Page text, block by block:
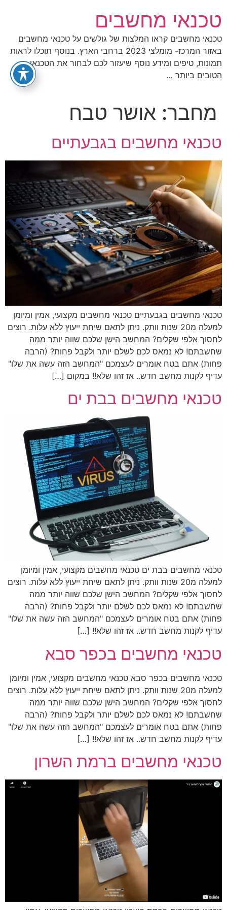
לתוכן
טכנאי מחשבים
טכנאי מחשבים קראו המלצות של גולשים על טכנאי מחשבים
באזור המרכז- מומלצי 2023 ברחבי הארץ. בנוסף תוכלו לראות
תמונות, טיפים ומידע נוסף שיעזור לכם לבחור את הטכנאי
הטובים ביותר …
מחבר: אושר טבח
טכנאי מחשבים בגבעתיים
טכנאי מחשבים בגבעתיים טכנאי מחשבים מקצועי, אמין ומיומן
למעלה מ20 שנות וותק. ניתן לתאם שיחת ייעוץ ללא עלות. רוצים
לחסוך אלפי שקלים? המחשב הישן שלכם שווה יותר ממה
שחשבתם! לא נמאס לכם לשלם יותר ולקבל פחות? (הרבה
פחות) אתם בטח אומרים לעצמכם "המחשב הזה עשה את שלו"
עדיף לקנות מחשב חדש.. אז זהו שלא!! במקום […]
טכנאי מחשבים בבת ים
טכנאי מחשבים בבת ים טכנאי מחשבים מקצועי, אמין ומיומן
למעלה מ20 שנות וותק. ניתן לתאם שיחת ייעוץ ללא עלות. רוצים
לחסוך אלפי שקלים? המחשב הישן שלכם שווה יותר ממה
שחשבתם! לא נמאס לכם לשלם יותר ולקבל פחות? (הרבה
פחות) אתם בטח אומרים לעצמכם "המחשב הזה עשה את שלו"
עדיף לקנות מחשב חדש.. אז זהו שלא!! […]
טכנאי מחשבים בכפר סבא
טכנאי מחשבים בכפר סבא טכנאי מחשבים מקצועי, אמין ומיומן
למעלה מ20 שנות וותק. ניתן לתאם שיחת ייעוץ ללא עלות. רוצים
לחסוך אלפי שקלים? המחשב הישן שלכם שווה יותר ממה
שחשבתם! לא נמאס לכם לשלם יותר ולקבל פחות? (הרבה
פחות) אתם בטח אומרים לעצמכם "המחשב הזה עשה את שלו"
עדיף לקנות מחשב חדש.. אז זהו שלא!! […]
טכנאי מחשבים ברמת השרון